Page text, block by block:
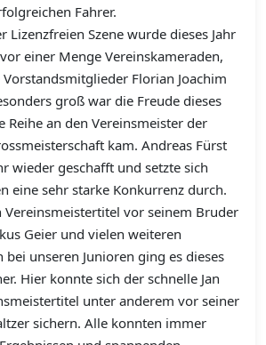
Fahrer.
Lizenzfreien Szene wurde dieses Jahr
einer Menge Vereinskameraden,
Florian Joachim
groß war die Freude dieses
Reihe an den Vereinsmeister der
kam. Andreas Fürst
wieder geschafft und setzte sich
eine sehr starke Konkurrenz durch.
Vereinsmeistertitel vor seinem Bruder
Geier und vielen weiteren
bei unseren Junioren ging es dieses
Hier konnte sich der schnelle Jan
unter anderem vor seiner
sichern. Alle konnten immer